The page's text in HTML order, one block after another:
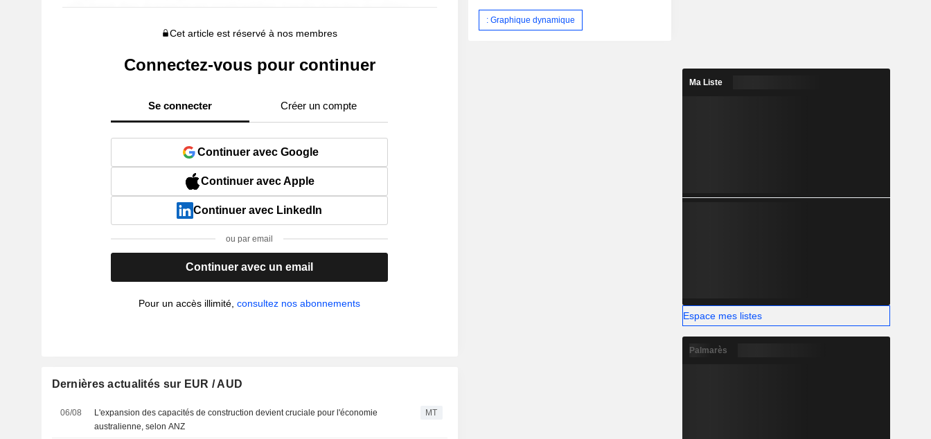
Cet article est réservé à nos membres
Connectez-vous pour continuer
Se connecter Créer un compte
Continuer avec Google
Continuer avec Apple
Continuer avec LinkedIn
ou par email
Continuer avec un email
Pour un accès illimité,consultez nos abonnements
Dernières actualités sur EUR / AUD
06/08
L'expansion des capacités de construction devient cruciale pour l'économie
australienne, selon ANZ
MT
: Graphique dynamique
Ma Liste
Espace mes listes
Palmarès